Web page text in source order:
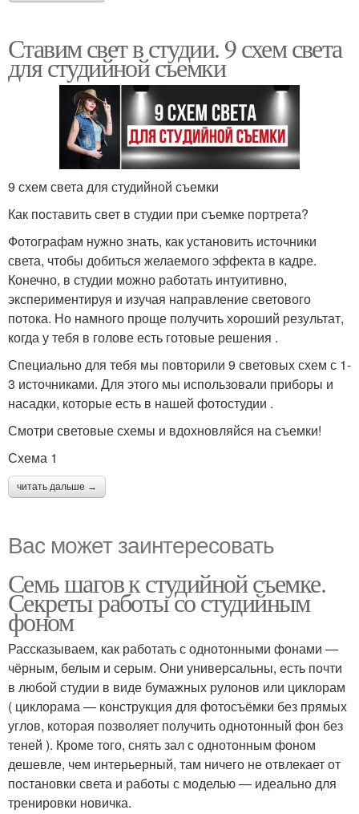
Ставим свет в студии. 9 схем света
для студийной съемки
9 схем света для студийной съемки
Как поставить свет в студии при съемке портрета?
Фотографам нужно знать, как установить источники
света, чтобы добиться желаемого эффекта в кадре.
Конечно, в студии можно работать интуитивно,
экспериментируя и изучая направление светового
потока. Но намного проще получить хороший результат,
когда у тебя в голове есть готовые решения .
Специально для тебя мы повторили 9 световых схем с 1-
3 источниками. Для этого мы использовали приборы и
насадки, которые есть в нашей фотостудии .
Смотри световые схемы и вдохновляйся на съемки!
Схема 1
читать дальше →
Вас может заинтересовать
Семь шагов к студийной съемке.
Секреты работы со студийным
фоном
Рассказываем, как работать с однотонными фонами —
чёрным, белым и серым. Они универсальны, есть почти
в любой студии в виде бумажных рулонов или циклорам
( циклорама — конструкция для фотосъёмки без прямых
углов, которая позволяет получить однотонный фон без
теней ). Кроме того, снять зал с однотонным фоном
дешевле, чем интерьерный, там ничего не отвлекает от
постановки света и работы с моделью — идеально для
тренировки новичка.